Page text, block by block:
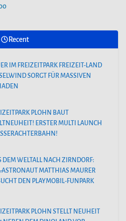
Recent
IM FREIZEITPARK FREIZEIT-LAND
SORGT FÜR MASSIVEN
PLOHN BAUT
ERSTER MULTI LAUNCH
DEM WELTALL NACH ZIRNDORF:
ASTRONAUT MATTHIAS MAURER
DEN PLAYMOBIL-FUNPARK
PLOHN STELLT NEUHEIT